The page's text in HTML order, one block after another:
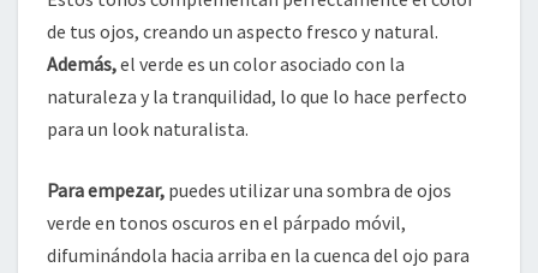
de tus ojos, creando un aspecto fresco y natural.
Además,el verde es un color asociado con la
naturaleza y la tranquilidad, lo que lo hace perfecto
para un look naturalista.
Para empezar, puedes utilizar una sombra de ojos
verde en tonos oscuros en el párpado móvil,
difuminándola hacia arriba en la cuenca del ojo para